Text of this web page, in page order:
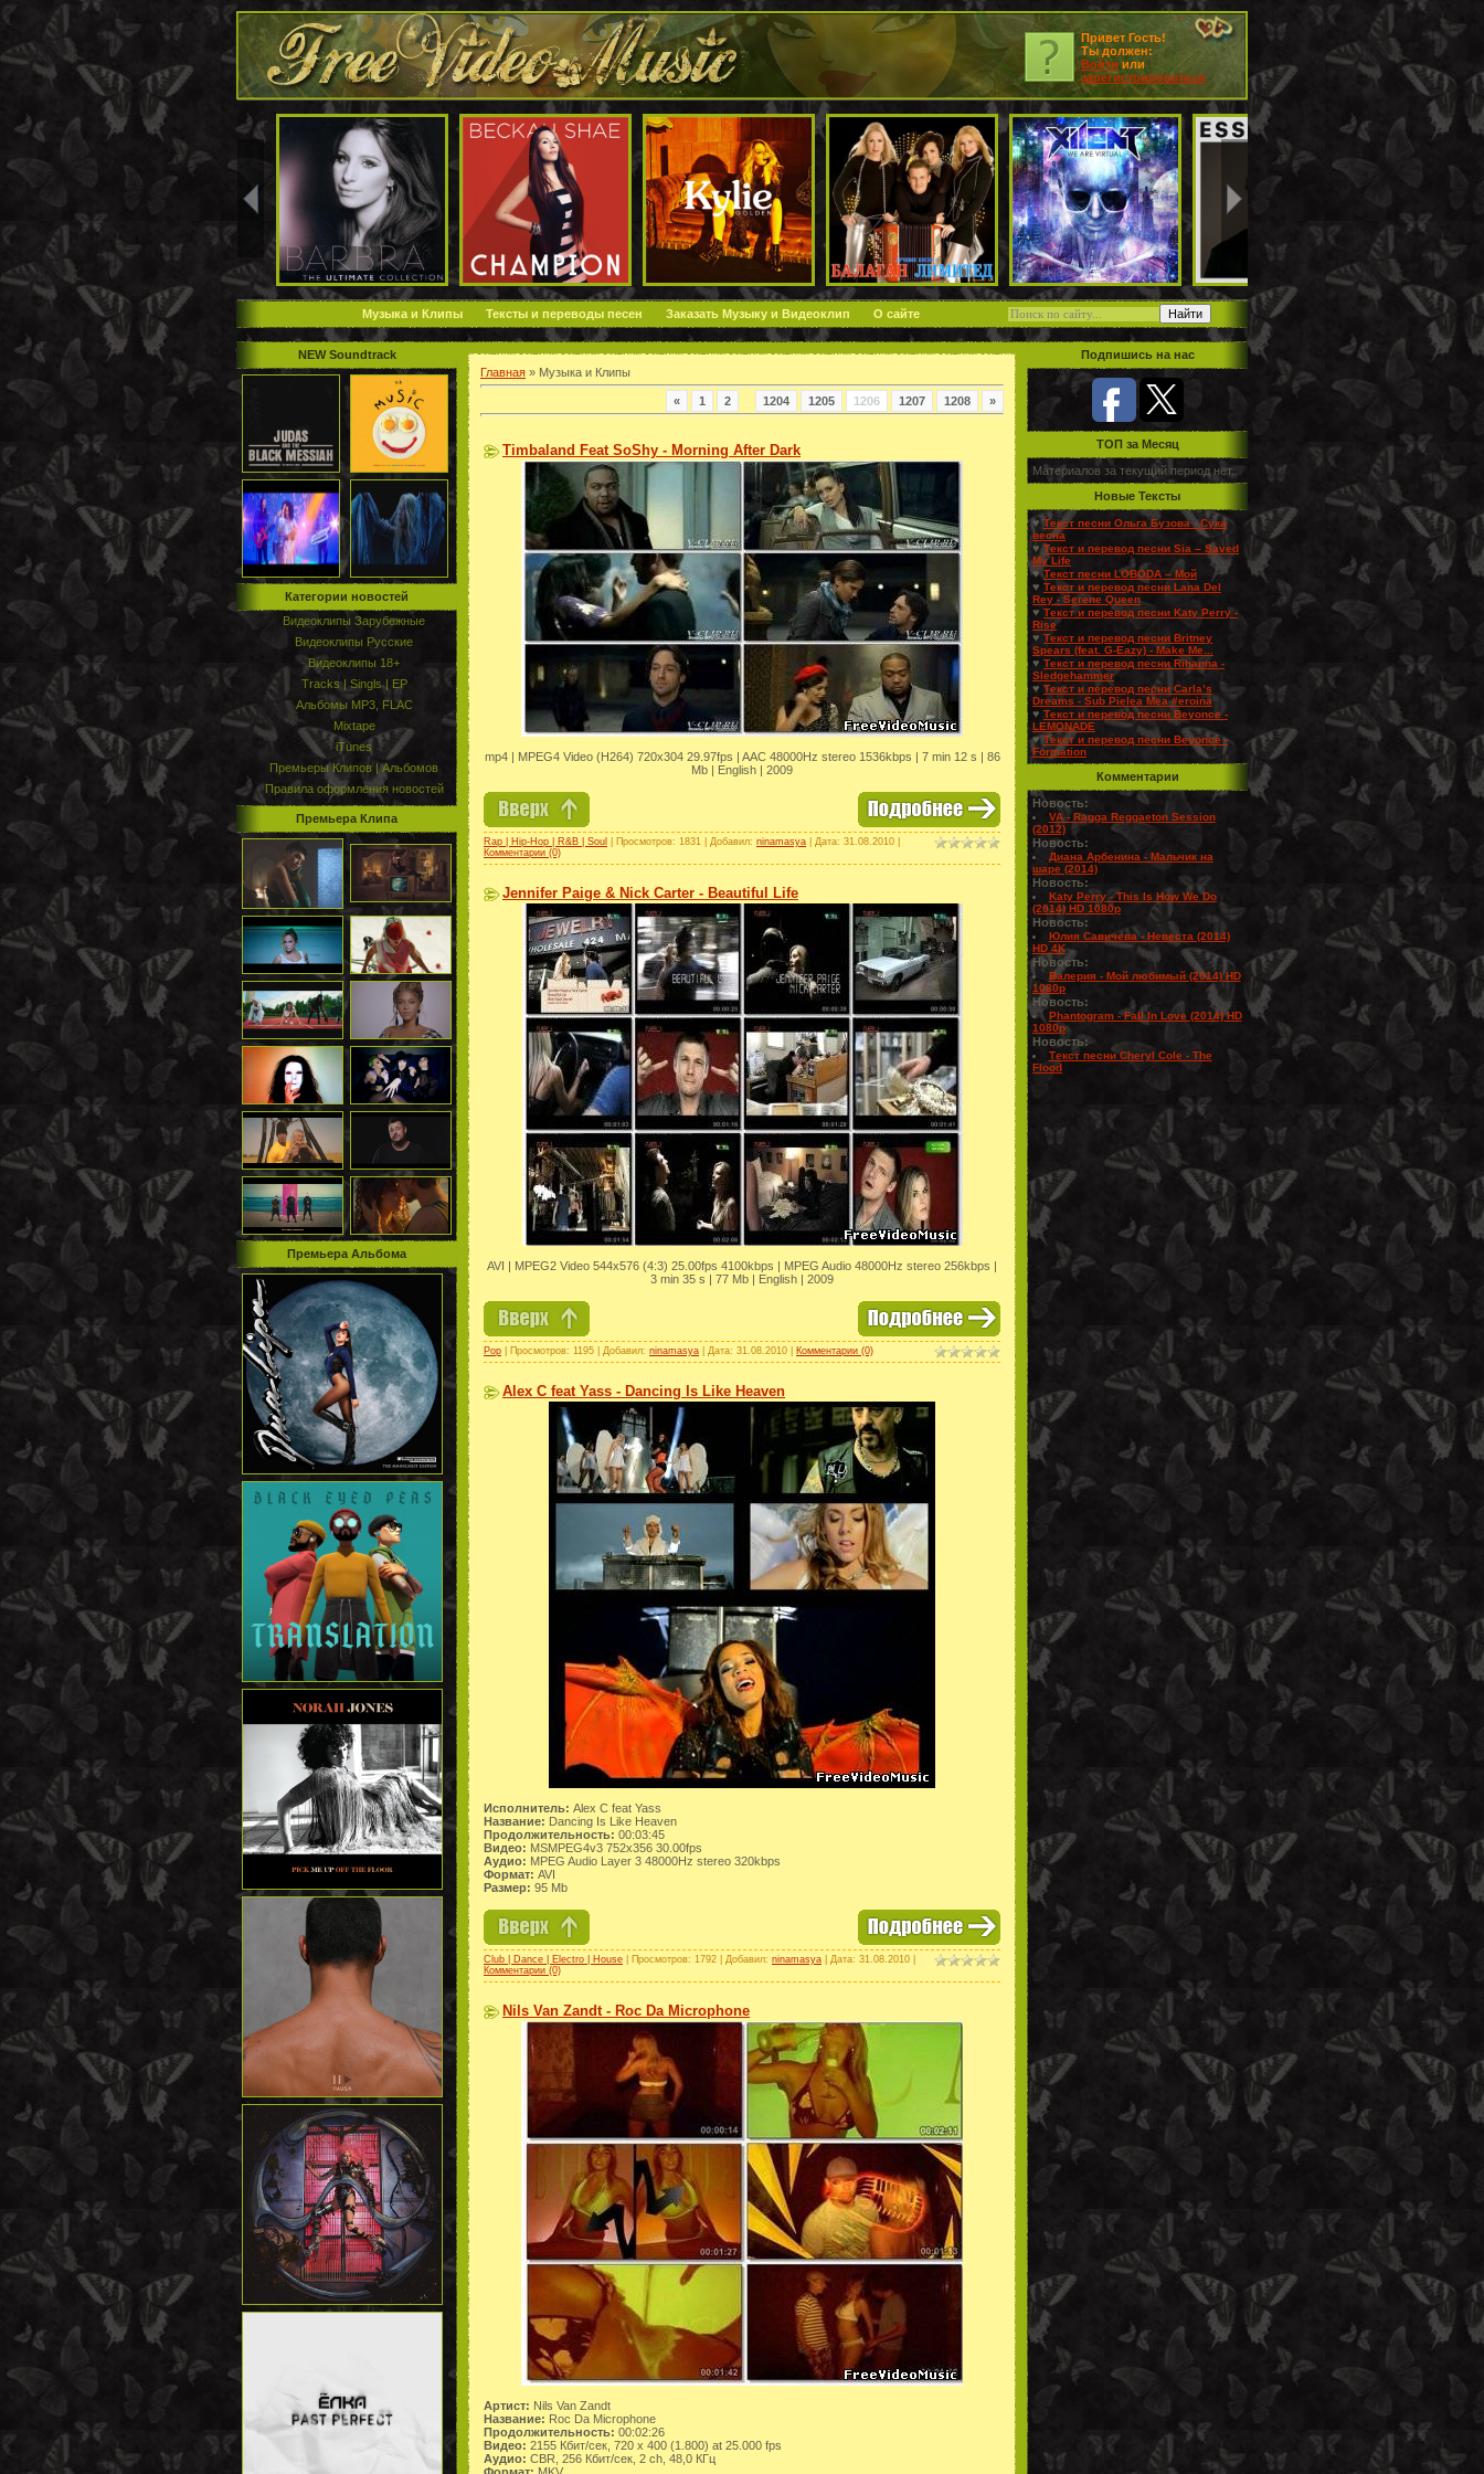
Привет Гость!
Ты должен:
Войти или
зарегистрироваться
Музыка и Клипы Тексты и переводы песен Заказать Музыку и Видеоклип О сайте
NEW Soundtrack
Категории новостей
Видеоклипы Зарубежные
Видеоклипы Русские
Видеоклипы 18+
Tracks | Singls | EP
Альбомы MP3, FLAC
Mixtape
iTunes
Премьеры Клипов | Альбомов
Правила оформления новостей
Премьера Клипа
Премьера Альбома
Главная » Музыка и Клипы
« 1 2 1204 1205 1206 1207 1208 »
Timbaland Feat SoShy - Morning After Dark
mp4 | MPEG4 Video (H264) 720x304 29.97fps | AAC 48000Hz stereo 1536kbps | 7 min 12 s | 86
Mb | English | 2009
Rap | Hip-Hop | R&B | Soul | Просмотров: 1831 | Добавил: ninamasya | Дата: 31.08.2010
Комментарии (0)
Jennifer Paige & Nick Carter - Beautiful Life
AVI | MPEG2 Video 544x576 (4:3) 25.00fps 4100kbps | MPEG Audio 48000Hz stereo 256kbps |
3 min 35 s | 77 Mb | English | 2009
Pop | Просмотров: 1195 | Добавил: ninamasya | Дата: 31.08.2010 Комментарии (0)
Alex C feat Yass - Dancing Is Like Heaven
Исполнитель: Alex C feat Yass
Название: Dancing Is Like Heaven
Продолжительность: 00:03:45
Видео: MSMPEG4v3 752x356 30.00fps
Аудио: MPEG Audio Layer 3 48000Hz stereo 320kbps
Формат: AVI
Размер: 95 Mb
Club | Dance | Electro | House | Просмотров: 1792 | Добавил: ninamasya | Дата: 31.08.2010
Комментарии (0)
Nils Van Zandt - Roc Da Microphone
Артист: Nils Van Zandt
Название: Roc Da Microphone
Продолжительность: 00:02:26
Видео: 2155 Кбит/сек, 720 x 400 (1.800) at 25.000 fps
Аудио: CBR, 256 Кбит/сек, 2 ch, 48,0 КГц
Подпишись на нас
TOП за Месяц
Материалов за текущий период нет.
Новые Тексты
♥Текст песни Ольга Бузова - Сука
весна
♥Текст и перевод песни Sia – Saved
My Life
♥Текст песни LOBODA – Мой
♥ Текст и перевод песни Lana Del
Rey - Serene Queen
♥ Текст и перевод песни Katy Perry -
Rise
♥ Текст и перевод песни Britney
Spears (feat. G-Eazy) - Make Me...
♥ Текст и перевод песни Rihanna -
Sledgehammer
♥ Текст и перевод песни Carla’s
Dreams - Sub Pielea Mea #eroina
♥ Текст и перевод песни Beyonce -
LEMONADE
♥Текст и перевод песни Beyonce -
Formation
Комментарии
Новость:
VA - Ragga Reggaeton Session
(2012)
Новость:
Диана Арбенина - Мальчик на
шаре (2014)
Новость:
Katy Perry - This Is How We Do
(2014) HD 1080p
Новость:
Юлия Савичева - Невеста (2014)
HD 4K
Новость:
Валерия - Мой любимый (2014) HD
1080p
Новость:
Phantogram - Fall In Love (2014) HD
1080p
Новость:
Текст песни Cheryl Cole - The
Flood